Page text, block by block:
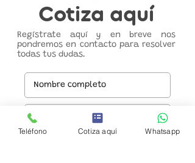
Cotiza aquí
Regístrate aquí y en breve nos
pondremos en contacto para resolver
todas tus dudas.
Teléfono Cotiza aquí Whatsapp